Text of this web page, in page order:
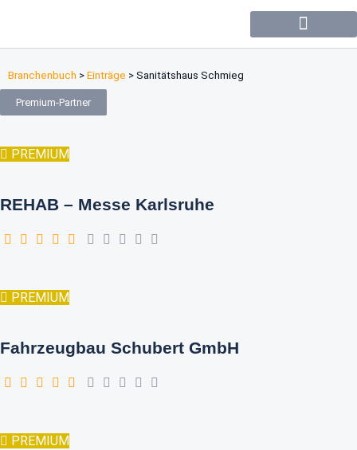
Branchenbuch >Einträge >Sanitätshaus Schmieg
Premium-Partner
PREMIUM
REHAB – Messe Karlsruhe
PREMIUM
Fahrzeugbau Schubert GmbH
PREMIUM